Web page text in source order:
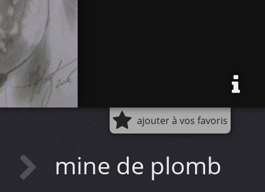
ajouter à vos favoris
mine de plomb